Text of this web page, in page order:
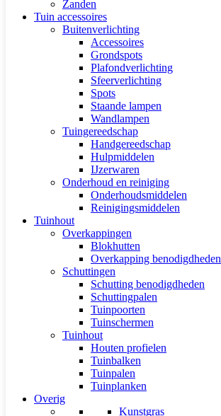
Zanden
Tuin accessoires
Buitenverlichting
Accessoires
Grondspots
Plafondverlichting
Sfeerverlichting
Spots
Staande lampen
Wandlampen
Tuingereedschap
Handgereedschap
Hulpmiddelen
IJzerwaren
Onderhoud en reiniging
Onderhoudsmiddelen
Reinigingsmiddelen
Tuinhout
Overkappingen
Blokhutten
Overkapping benodigdheden
Schuttingen
Schutting benodigdheden
Schuttingpalen
Tuinpoorten
Tuinschermen
Tuinhout
Houten profielen
Tuinbalken
Tuinpalen
Tuinplanken
Overig
Kunstgras